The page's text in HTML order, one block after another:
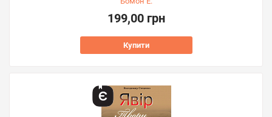
199,00 грн
Купити